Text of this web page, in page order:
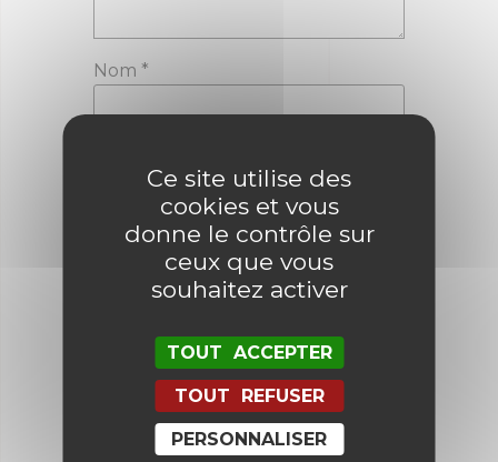
Nom *
Enregistrer mon nom, mon e-mail
et mon site dans le navigateur
pour mon prochain commentaire.
Ce site utilise des
cookies et vous
donne le contrôle sur
ceux que vous
souhaitez activer
TOUT ACCEPTER
TOUT REFUSER
PERSONNALISER